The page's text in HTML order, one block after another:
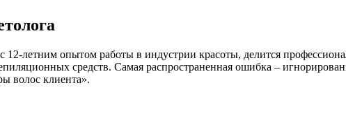
12-летним опытом работы в индустрии красоты, делится
средств. Самая распространенная ошибка –
волос клиента».